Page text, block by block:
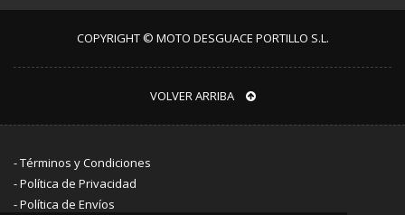
COPYRIGHT © MOTO DESGUACE PORTILLO S.L.
VOLVER ARRIBA
-Términos y Condiciones
-Política de Privacidad
-Política de Envíos